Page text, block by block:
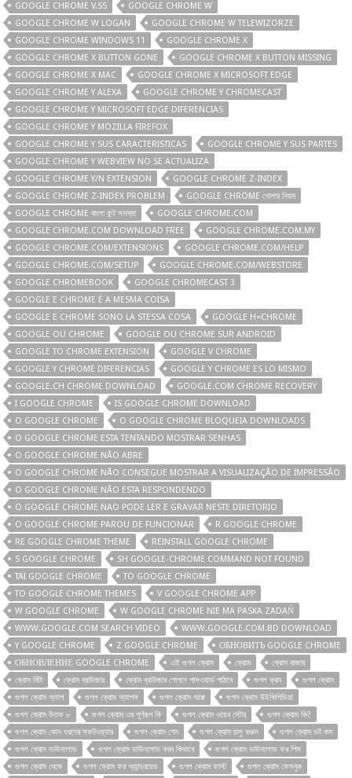
GOOGLE CHROME V.55
GOOGLE CHROME W
GOOGLE CHROME W LOGAN
GOOGLE CHROME W TELEWIZORZE
GOOGLE CHROME WINDOWS 11
GOOGLE CHROME X
GOOGLE CHROME X BUTTON GONE
GOOGLE CHROME X BUTTON MISSING
GOOGLE CHROME X MAC
GOOGLE CHROME X MICROSOFT EDGE
GOOGLE CHROME Y ALEXA
GOOGLE CHROME Y CHROMECAST
GOOGLE CHROME Y MICROSOFT EDGE DIFERENCIAS
GOOGLE CHROME Y MOZILLA FIREFOX
GOOGLE CHROME Y SUS CARACTERISTICAS
GOOGLE CHROME Y SUS PARTES
GOOGLE CHROME Y WEBVIEW NO SE ACTUALIZA
GOOGLE CHROME Y/N EXTENSION
GOOGLE CHROME Z-INDEX
GOOGLE CHROME Z-INDEX PROBLEM
GOOGLE CHROME খোলার নিয়ম
GOOGLE CHROME বাংলা ফন্ট সমস্যা
GOOGLE CHROME.COM
GOOGLE CHROME.COM DOWNLOAD FREE
GOOGLE CHROME.COM.MY
GOOGLE CHROME.COM/EXTENSIONS
GOOGLE CHROME.COM/HELP
GOOGLE CHROME.COM/SETUP
GOOGLE CHROME.COM/WEBSTORE
GOOGLE CHROMEBOOK
GOOGLE CHROMECAST 3
GOOGLE E CHROME É A MESMA COISA
GOOGLE E CHROME SONO LA STESSA COSA
GOOGLE H=CHROME
GOOGLE OU CHROME
GOOGLE OU CHROME SUR ANDROID
GOOGLE TO CHROME EXTENSION
GOOGLE V CHROME
GOOGLE Y CHROME DIFERENCIAS
GOOGLE Y CHROME ES LO MISMO
GOOGLE.CH CHROME DOWNLOAD
GOOGLE.COM CHROME RECOVERY
I GOOGLE CHROME
IS GOOGLE CHROME DOWNLOAD
O GOOGLE CHROME
O GOOGLE CHROME BLOQUEIA DOWNLOADS
O GOOGLE CHROME ESTA TENTANDO MOSTRAR SENHAS
O GOOGLE CHROME NÃO ABRE
O GOOGLE CHROME NÃO CONSEGUE MOSTRAR A VISUALIZAÇÃO DE IMPRESSÃO
O GOOGLE CHROME NÃO ESTA RESPONDENDO
O GOOGLE CHROME NAO PODE LER E GRAVAR NESTE DIRETORIO
O GOOGLE CHROME PAROU DE FUNCIONAR
R GOOGLE CHROME
RE GOOGLE CHROME THEME
REINSTALL GOOGLE CHROME
S GOOGLE CHROME
SH GOOGLE-CHROME COMMAND NOT FOUND
TAI GOOGLE CHROME
TO GOOGLE CHROME
TO GOOGLE CHROME THEMES
V GOOGLE CHROME APP
W GOOGLE CHROME
W GOOGLE CHROME NIE MA PASKA ZADAŃ
WWW.GOOGLE.COM SEARCH VIDEO
WWW.GOOGLE.COM.BD DOWNLOAD
Y GOOGLE CHROME
Z GOOGLE CHROME
ОБНОВИТЬ GOOGLE CHROME
ОБНОВЛЕНИЕ GOOGLE CHROME
এই গুগল ক্রোম ক্রোম
ক্রোম বাজার
ক্রোম বিটা
ক্রোম ব্রাউজার ক্রোম ব্রাউজার গোপনে পাসওয়ার্ড পাঠাবে গুগল ক্রম
গুগল ক্রোম
গুগল ক্রোম অ্যাপ
গুগল ক্রোম অ্যাপস গুগল ক্রোম আপ্প
গুগল ক্রোম উইকিপিডিয়া
গুগল ক্রোম উতফ ৮
গুগল ক্রোম এর পূর্ণরূপ কি গুগল ক্রোম ওয়েব স্টোর
গুগল ক্রোম কি?
গুগল ক্রোম কোন ধরনের সফটওয়্যার
গুগল ক্রোম গেম গুগল ক্রোম চালু করুন
গুগল ক্রোম ডট কম
গুগল ক্রোম ডাউনলোড
গুগল ক্রোম ডাউনলোড করব কিভাবে
গুগল ক্রোম ডাউনলোড ফর পিস
গুগল ক্রোম থেকে
গুগল ক্রোম ফর অ্যান্ড্রয়েড গুগল ক্রোম ফাস্ট
গুগল ক্রোম ফেসবুক